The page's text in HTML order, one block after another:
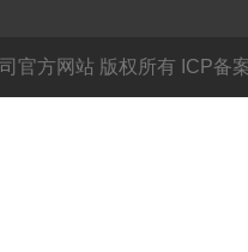
官方网站 版权所有 ICP备